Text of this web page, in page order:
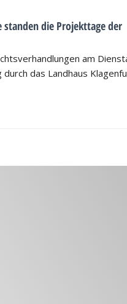
standen die Projekttage der
am
das Landhaus